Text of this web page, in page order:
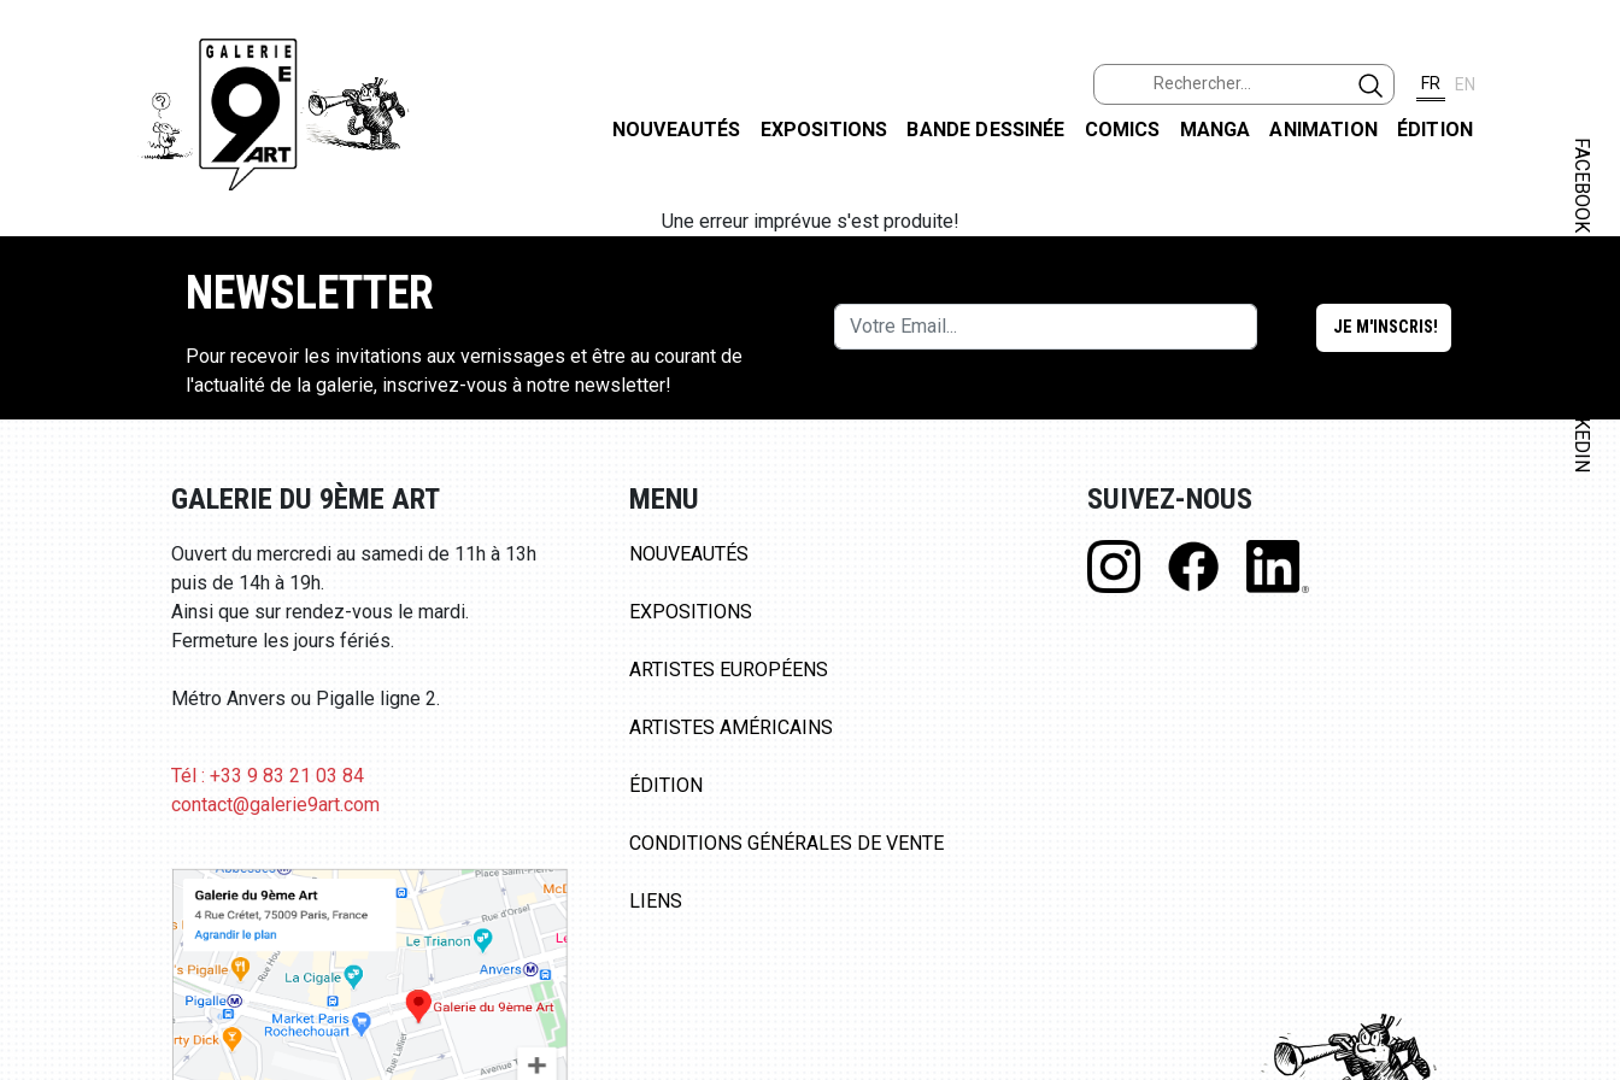
FR EN
NOUVEAUTÉS EXPOSITIONS BANDE DESSINÉE COMICS MANGA ANIMATION ÉDITION
FACEBOOK
LINKEDIN
Une erreur imprévue s'est produite!
NEWSLETTER
Pour recevoir les invitations aux vernissages et être au courant de
l'actualité de la galerie, inscrivez-vous à notre newsletter!
GALERIE DU 9ÈME ART
Ouvert du mercredi au samedi de 11h à 13h
puis de 14h à 19h.
Ainsi que sur rendez-vous le mardi.
Fermeture les jours fériés.
Métro Anvers ou Pigalle ligne 2.
Tél : +33 9 83 21 03 84
contact@galerie9art.com
MENU
NOUVEAUTÉS
EXPOSITIONS
ARTISTES EUROPÉENS
ARTISTES AMÉRICAINS
ÉDITION
CONDITIONS GÉNÉRALES DE VENTE
LIENS
SUIVEZ-NOUS